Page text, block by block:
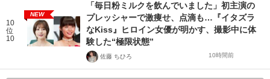
10
位
10
NEW
「毎日粉ミルクを飲んでいました」初主演の
プレッシャーで激痩せ、点滴も…『イタズラ
なKiss』ヒロイン女優が明かす、撮影中に体
験した“極限状態”
佐藤 ちひろ 10時間前